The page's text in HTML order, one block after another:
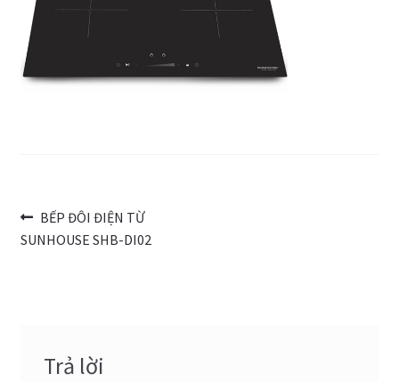
Điều
hướng
Bài
trước:
BẾP ĐÔI ĐIỆN TỪ
SUNHOUSE SHB-DI02
Trả lời